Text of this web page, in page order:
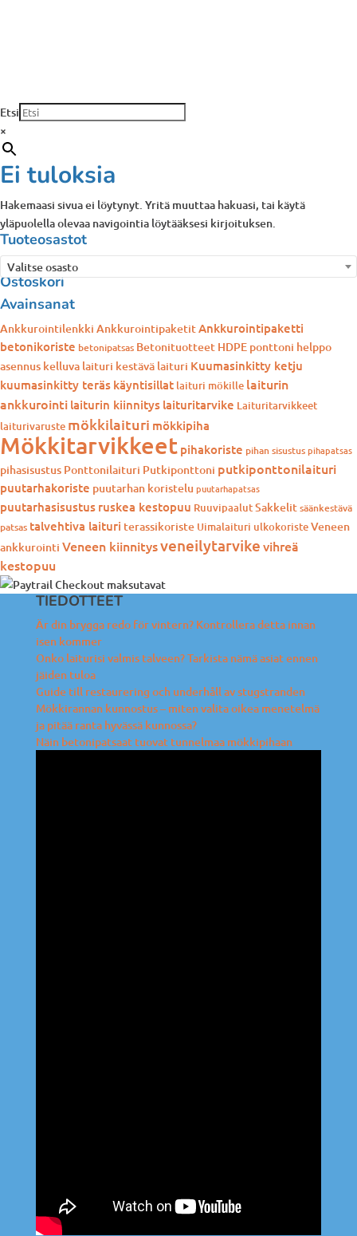
Etsi
×
Ei tuloksia
Hakemaasi sivua ei löytynyt. Yritä muuttaa hakuasi, tai käytä
yläpuolella olevaa navigointia löytääksesi kirjoituksen.
Tuoteosastot
Valitse osasto
Ostoskori
Avainsanat
Ankkurointilenkki AnkkurointipaketitAnkkurointipaketti
betonikoriste betonipatsas Betonituotteet HDPE ponttoni helppo
asennus kelluva laituri kestävä laituri Kuumasinkitty ketju
kuumasinkitty teräs käyntisillat laituri mökille laiturin
ankkurointi laiturin kiinnitys laituritarvike Laituritarvikkeet
laiturivaruste mökkilaituri mökkipiha
Mökkitarvikkeet pihakoriste pihan sisustuspihapatsas
pihasisustus Ponttonilaituri Putkiponttoni putkiponttonilaituri
puutarhakoriste puutarhan koristelu puutarhapatsas
puutarhasisustus ruskea kestopuu RuuvipaalutSakkelitsäänkestävä
patsas talvehtiva laituri terassikoriste Uimalaituri ulkokoristeVeneen
ankkurointi Veneen kiinnitysveneilytarvikevihreä
kestopuu
TIEDOTTEET
Är din brygga redo för vintern? Kontrollera detta innan
isen kommer
Onko laiturisi valmis talveen? Tarkista nämä asiat ennen
jäiden tuloa
Guide till restaurering och underhåll av stugstranden
Mökkirannan kunnostus – miten valita oikea menetelmä
ja pitää ranta hyvässä kunnossa?
Näin betonipatsaat tuovat tunnelmaa mökkipihaan